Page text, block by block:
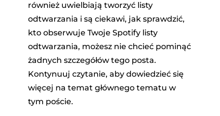
również uwielbiają tworzyć listy
odtwarzania i są ciekawi, jak sprawdzić,
kto obserwuje Twoje Spotify listy
odtwarzania, możesz nie chcieć pominąć
żadnych szczegółów tego posta.
Kontynuuj czytanie, aby dowiedzieć się
więcej na temat głównego tematu w
tym poście.